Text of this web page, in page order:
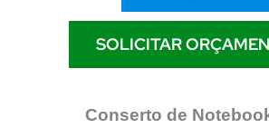
SOLICITAR
Conserto de